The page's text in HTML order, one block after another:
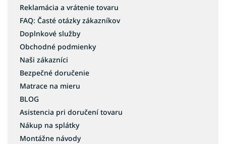
Reklamácia a vrátenie tovaru
FAQ: Časté otázky zákazníkov
Doplnkové služby
Obchodné podmienky
Naši zákazníci
Bezpečné doručenie
Matrace na mieru
BLOG
Asistencia pri doručení tovaru
Nákup na splátky
Montážne návody